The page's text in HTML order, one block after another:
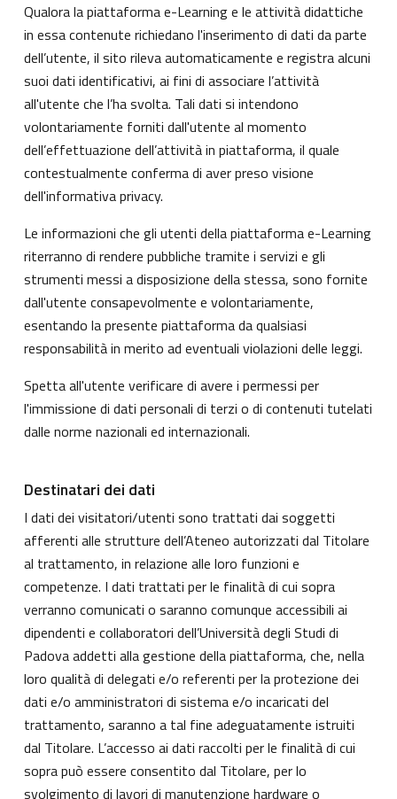
Qualora la piattaforma e-Learning e le attività didattiche
in essa contenute richiedano l'inserimento di dati da parte
dell’utente, il sito rileva automaticamente e registra alcuni
suoi dati identificativi, ai fini di associare l’attività
all'utente che l’ha svolta. Tali dati si intendono
volontariamente forniti dall'utente al momento
dell’effettuazione dell’attività in piattaforma, il quale
contestualmente conferma di aver preso visione
dell'informativa privacy.
Le informazioni che gli utenti della piattaforma e-Learning
riterranno di rendere pubbliche tramite i servizi e gli
strumenti messi a disposizione della stessa, sono fornite
dall'utente consapevolmente e volontariamente,
esentando la presente piattaforma da qualsiasi
responsabilità in merito ad eventuali violazioni delle leggi.
Spetta all'utente verificare di avere i permessi per
l'immissione di dati personali di terzi o di contenuti tutelati
dalle norme nazionali ed internazionali.
Destinatari dei dati
I dati dei visitatori/utenti sono trattati dai soggetti
afferenti alle strutture dell’Ateneo autorizzati dal Titolare
al trattamento, in relazione alle loro funzioni e
competenze. I dati trattati per le finalità di cui sopra
verranno comunicati o saranno comunque accessibili ai
dipendenti e collaboratori dell’Università degli Studi di
Padova addetti alla gestione della piattaforma, che, nella
loro qualità di delegati e/o referenti per la protezione dei
dati e/o amministratori di sistema e/o incaricati del
trattamento, saranno a tal fine adeguatamente istruiti
dal Titolare. L’accesso ai dati raccolti per le finalità di cui
sopra può essere consentito dal Titolare, per lo
svolgimento di lavori di manutenzione hardware o